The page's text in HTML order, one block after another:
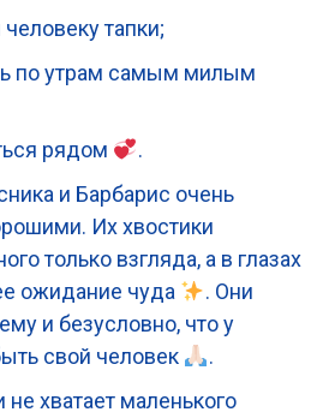
тапки;
по утрам самым милым
рядом
.
и Барбарис очень
Их хвостики
только взгляда, а в глазах
ожидание чуда
. Они
и безусловно, что у
свой человек
.
хватает маленького